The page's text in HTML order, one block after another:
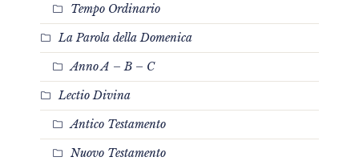
Tempo Ordinario
La Parola della Domenica
Anno A – B – C
Lectio Divina
Antico Testamento
Nuovo Testamento